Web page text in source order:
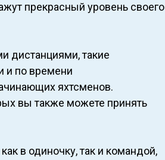
прекрасный уровень своего
дистанциями, такие
и по времени
яхтсменов.
вы также можете принять
в одиночку, так и командой,